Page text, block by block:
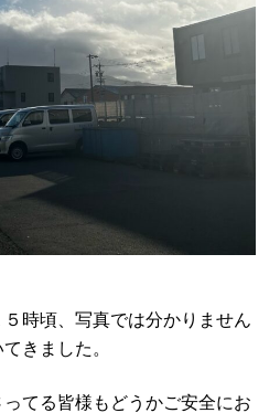
時頃、写真では分かりません
きました。
てる皆様もどうかご安全にお